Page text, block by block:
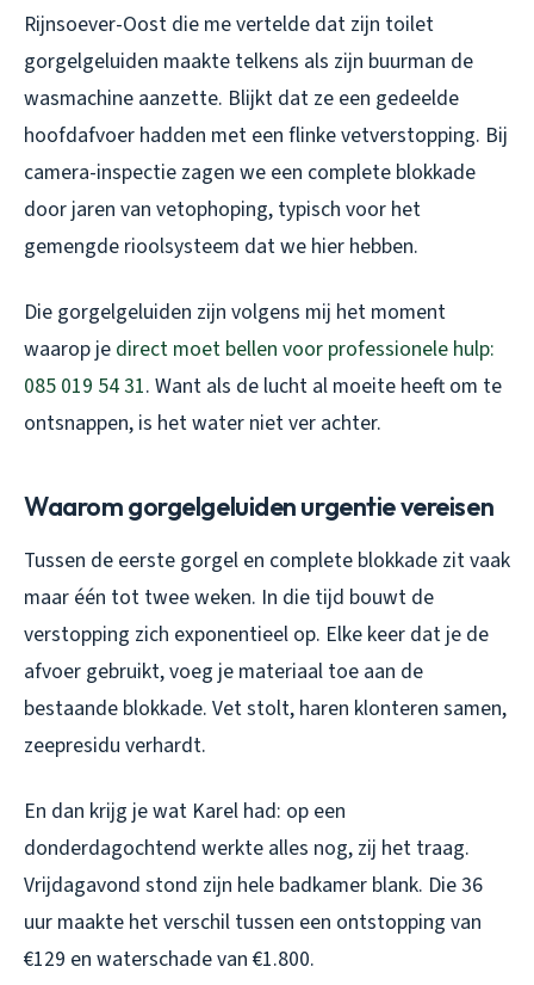
Rijnsoever-Oost die me vertelde dat zijn toilet
gorgelgeluiden maakte telkens als zijn buurman de
wasmachine aanzette. Blijkt dat ze een gedeelde
hoofdafvoer hadden met een flinke vetverstopping. Bij
camera-inspectie zagen we een complete blokkade
door jaren van vetophoping, typisch voor het
gemengde rioolsysteem dat we hier hebben.
Die gorgelgeluiden zijn volgens mij het moment
waarop je direct moet bellen voor professionele hulp:
085 019 54 31. Want als de lucht al moeite heeft om te
ontsnappen, is het water niet ver achter.
Waarom gorgelgeluiden urgentie vereisen
Tussen de eerste gorgel en complete blokkade zit vaak
maar één tot twee weken. In die tijd bouwt de
verstopping zich exponentieel op. Elke keer dat je de
afvoer gebruikt, voeg je materiaal toe aan de
bestaande blokkade. Vet stolt, haren klonteren samen,
zeepresidu verhardt.
En dan krijg je wat Karel had: op een
donderdagochtend werkte alles nog, zij het traag.
Vrijdagavond stond zijn hele badkamer blank. Die 36
uur maakte het verschil tussen een ontstopping van
€129 en waterschade van €1.800.